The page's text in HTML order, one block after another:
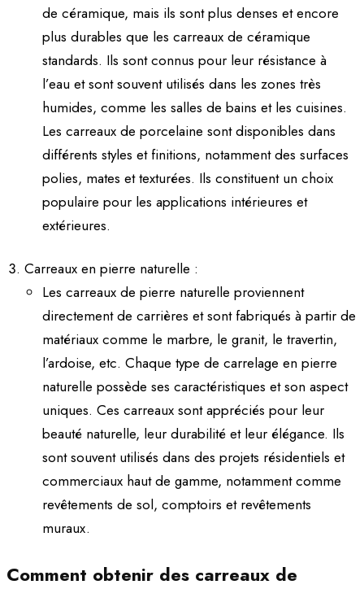
de céramique, mais ils sont plus denses et encore
plus durables que les carreaux de céramique
standards. Ils sont connus pour leur résistance à
l’eau et sont souvent utilisés dans les zones très
humides, comme les salles de bains et les cuisines.
Les carreaux de porcelaine sont disponibles dans
différents styles et finitions, notamment des surfaces
polies, mates et texturées. Ils constituent un choix
populaire pour les applications intérieures et
extérieures.
Carreaux en pierre naturelle :
Les carreaux de pierre naturelle proviennent
directement de carrières et sont fabriqués à partir de
matériaux comme le marbre, le granit, le travertin,
l’ardoise, etc. Chaque type de carrelage en pierre
naturelle possède ses caractéristiques et son aspect
uniques. Ces carreaux sont appréciés pour leur
beauté naturelle, leur durabilité et leur élégance. Ils
sont souvent utilisés dans des projets résidentiels et
commerciaux haut de gamme, notamment comme
revêtements de sol, comptoirs et revêtements
muraux.
Comment obtenir des carreaux de